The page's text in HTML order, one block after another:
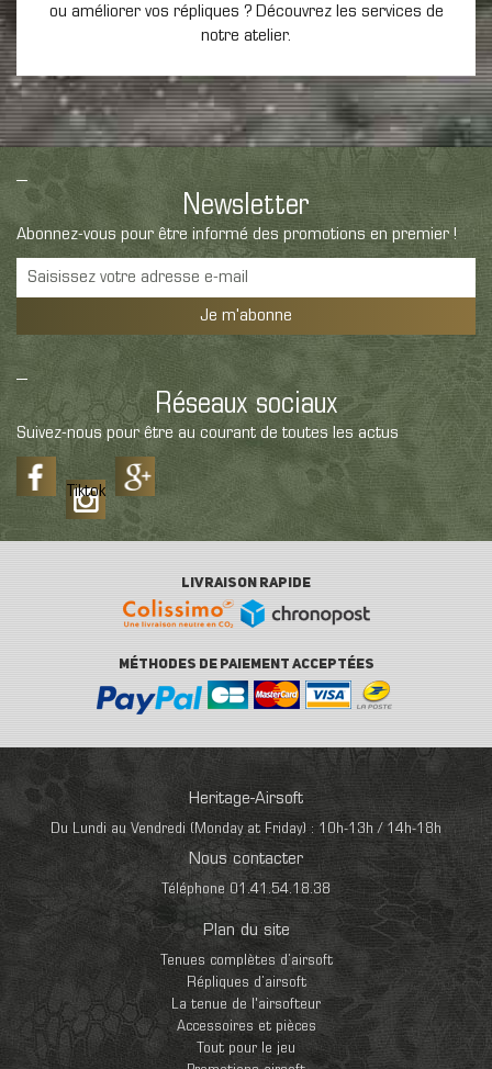
ou améliorer vos répliques ? Découvrez les services de
notre atelier.
Newsletter
Abonnez-vous pour être informé des promotions en premier !
Je m'abonne
Réseaux sociaux
Suivez-nous pour être au courant de toutes les actus
Tiktok
LIVRAISON RAPIDE
MÉTHODES DE PAIEMENT ACCEPTÉES
Heritage-Airsoft
Du Lundi au Vendredi (Monday at Friday) : 10h-13h / 14h-18h
Nous contacter
Téléphone 01.41.54.18.38
Plan du site
Tenues complètes d’airsoft
Répliques d’airsoft
La tenue de l'airsofteur
Accessoires et pièces
Tout pour le jeu